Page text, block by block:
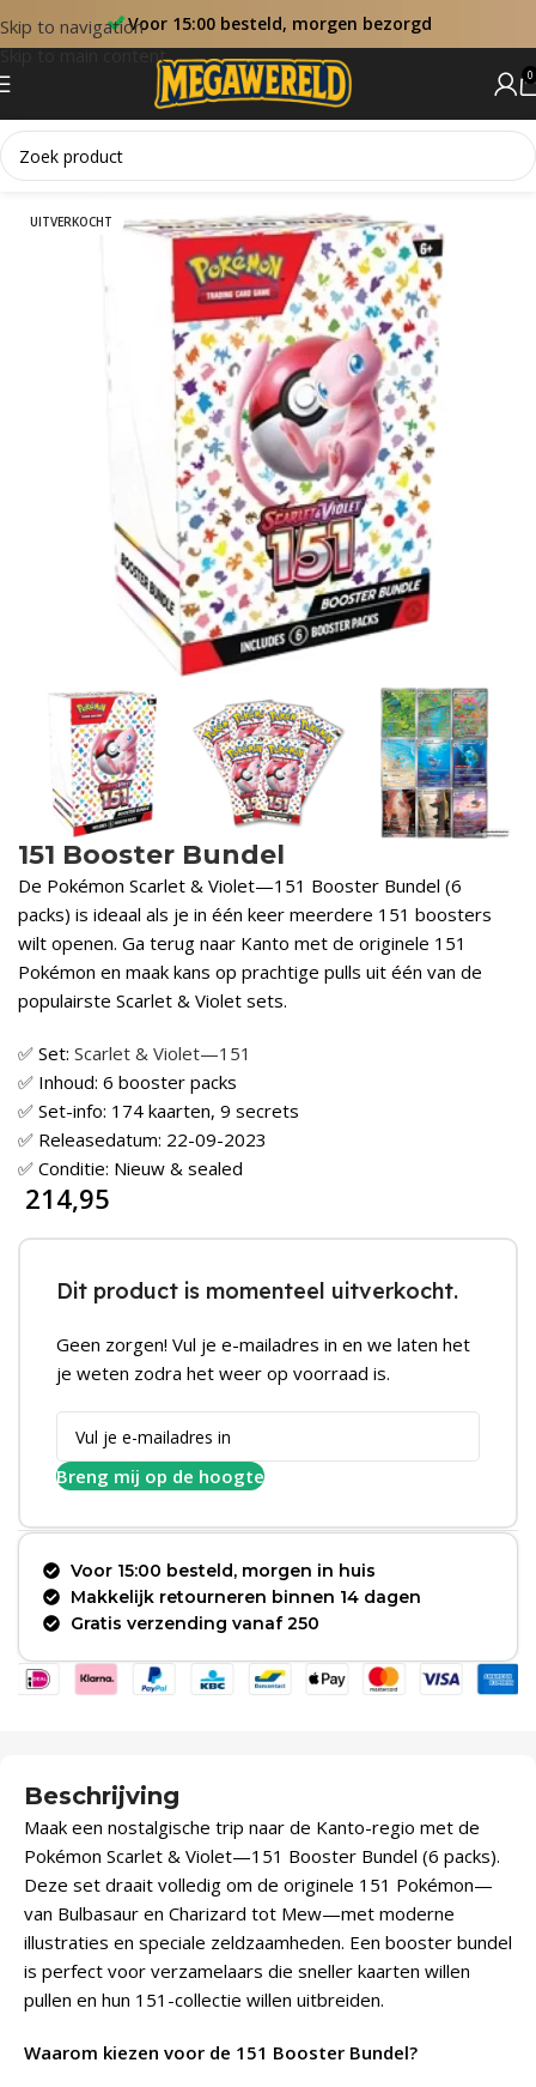
Skip to navigation
Skip to main content
Voor 15:00 besteld, morgen bezorgd
0
Home Booster Bundels
UITVERKOCHT
151 Booster Bundel
De Pokémon Scarlet & Violet—151 Booster Bundel (6
packs) is ideaal als je in één keer meerdere 151 boosters
wilt openen. Ga terug naar Kanto met de originele 151
Pokémon en maak kans op prachtige pulls uit één van de
populairste Scarlet & Violet sets.
✅ Set: Scarlet & Violet—151
✅ Inhoud: 6 booster packs
✅ Set-info: 174 kaarten, 9 secrets
✅ Releasedatum: 22-09-2023
✅ Conditie: Nieuw & sealed
214,95
Dit product is momenteel uitverkocht.
Geen zorgen! Vul je e-mailadres in en we laten het
je weten zodra het weer op voorraad is.
Breng mij op de hoogte
Voor 15:00 besteld, morgen in huis
Makkelijk retourneren binnen 14 dagen
Gratis verzending vanaf 250
Beschrijving
Maak een nostalgische trip naar de Kanto-regio met de
Pokémon Scarlet & Violet—151 Booster Bundel (6 packs).
Deze set draait volledig om de originele 151 Pokémon—
van Bulbasaur en Charizard tot Mew—met moderne
illustraties en speciale zeldzaamheden. Een booster bundel
is perfect voor verzamelaars die sneller kaarten willen
pullen en hun 151-collectie willen uitbreiden.
Waarom kiezen voor de 151 Booster Bundel?